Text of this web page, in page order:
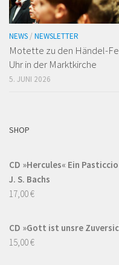
NEWS / NEWSLETTER
Motette zu den Händel-
Uhr in der Marktkirche
5. JUNI 2026
SHOP
CD »Hercules« Ein
J. S. Bachs
17,00€
CD »Gott ist unsre
15,00€